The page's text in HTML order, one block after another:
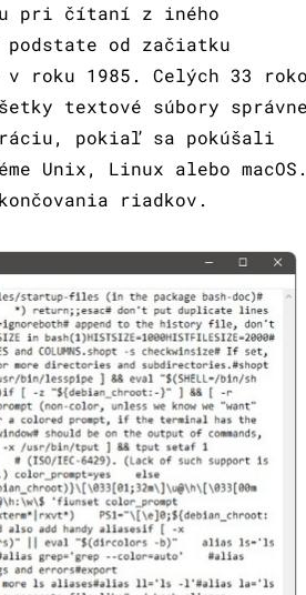
pri čítaní z iného
od začiatku
roku 1985. Celých 33
textové súbory
pokiaľ sa pokúšali
Unix, Linux alebo macOS.
riadkov.